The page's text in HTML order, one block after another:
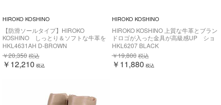
HIROKO KOSHINO
【防滑ソールタイプ】HIROKO
KOSHINO しっとり＆ソフトな牛革を
使用した カジュアルショートブーツ
HKL4630AH
HKL4631AH D-BROWN
￥12,210 税込
￥20,350税込
HIROKO KOSHINO
HIROKO KOSHINO 上質な牛革とブラン
ドロゴが入った金具が高級感UP ショ
ートブーツ HKL6207
HKL6207 BLACK
￥11,880 税込
￥19,800税込